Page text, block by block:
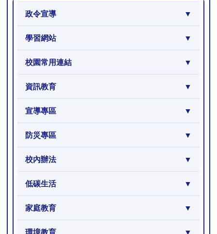
政令宣導
學習網站
校園常用連結
資訊教育
宣導專區
防災專區
校內辦法
低碳生活
家庭教育
環境教育